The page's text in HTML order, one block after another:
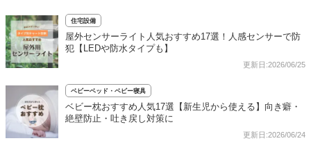
住宅設備
屋外センサーライト人気おすすめ17選！人感センサーで防
犯【LEDや防水タイプも】
更新日:2026/06/25
ベビーベッド・ベビー寝具
ベビー枕おすすめ人気17選【新生児から使える】向き癖・
絶壁防止・吐き戻し対策に
更新日:2026/06/24